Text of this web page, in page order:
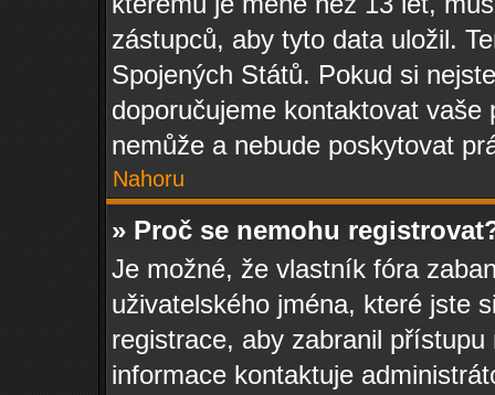
zástupců, aby tyto data uložil.
Spojených Států. Pokud si
doporučujeme kontaktovat
nemůže a nebude poskytovat
Nahoru
» Proč se nemohu
Je možné, že vlastník fóra
uživatelského jména, které jste
registrace, aby zabranil
informace kontaktuje